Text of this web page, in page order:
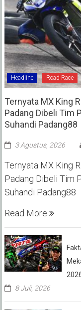
Headline Road Race
Ternyata MX King
Padang Dibeli Tim
Suhandi Padang88
3 Agustus, 2026
Ternyata MX King
Padang Dibeli Tim
Suhandi Padang88
Read More
8 Juli, 2026